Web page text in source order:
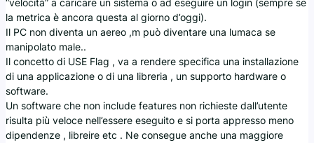
“velocità” a caricare un sistema o ad eseguire un login (sempre se
la metrica è ancora questa al giorno d’oggi).
Il PC non diventa un aereo ,m può diventare una lumaca se
manipolato male..
Il concetto di USE Flag , va a rendere specifica una installazione
di una applicazione o di una libreria , un supporto hardware o
software.
Un software che non include features non richieste dall’utente
risulta più veloce nell’essere eseguito e si porta appresso meno
dipendenze , libreire etc . Ne consegue anche una maggiore